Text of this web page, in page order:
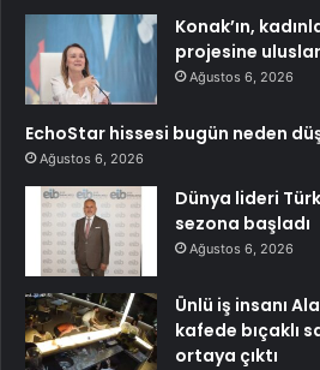
Konak’ın,
projesine
Ağustos 6, 2026
EchoStar hissesi bugün neden
Ağustos 6, 2026
Dünya lideri
sezona başladı
Ağustos 6, 2026
Ünlü iş insanı
kafede bıçaklı
ortaya çıktı